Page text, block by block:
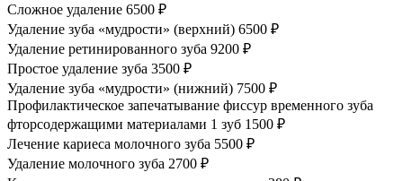
Сложное удаление 6500 ₽
Удаление зуба «мудрости» (верхний) 6500 ₽
Удаление ретинированного зуба 9200 ₽
Простое удаление зуба 3500 ₽
Удаление зуба «мудрости» (нижний) 7500 ₽
Профилактическое запечатывание фиссур временного зуба
фторсодержащими материалами 1 зуб 1500 ₽
Лечение кариеса молочного зуба 5500 ₽
Удаление молочного зуба 2700 ₽